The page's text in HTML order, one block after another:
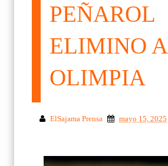
PEÑAROL
ELIMINO A
OLIMPIA
ElSajama Prensa mayo 15, 2025